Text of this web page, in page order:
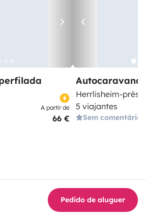
A partir de
66 €
Autocaravana
Herrlisheim-près-
5 viajantes
Sem comentários
Pedido de aluguer